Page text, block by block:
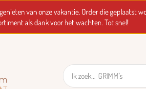
van onze vakantie. Order die geplaatst
als dank voor het wachten. Tot snel!
Ik zoek... GRIMM's